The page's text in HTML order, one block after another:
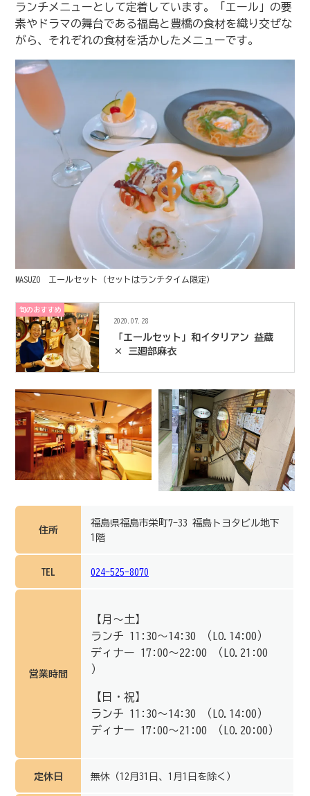
ランチメニューとして定着しています。「エール」の要
素やドラマの舞台である福島と豊橋の食材を織り交ぜな
がら、それぞれの食材を活かしたメニューです。
MASUZO エールセット（セットはランチタイム限定）
旬のおすすめ
2020.07.28
「エールセット」和イタリアン 益蔵
× 三廻部麻衣
住所
福島県福島市栄町7-33 福島トヨタビル地下
1階
TEL 024-525-8070
営業時間
【月～土】
ランチ 11:30～14:30 （LO.14:00）
ディナー 17:00～22:00 （LO.21:00
）
【日・祝】
ランチ 11:30～14:30 （LO.14:00）
ディナー 17:00～21:00 （LO.20:00）
定休日 無休（12月31日、1月1日を除く）